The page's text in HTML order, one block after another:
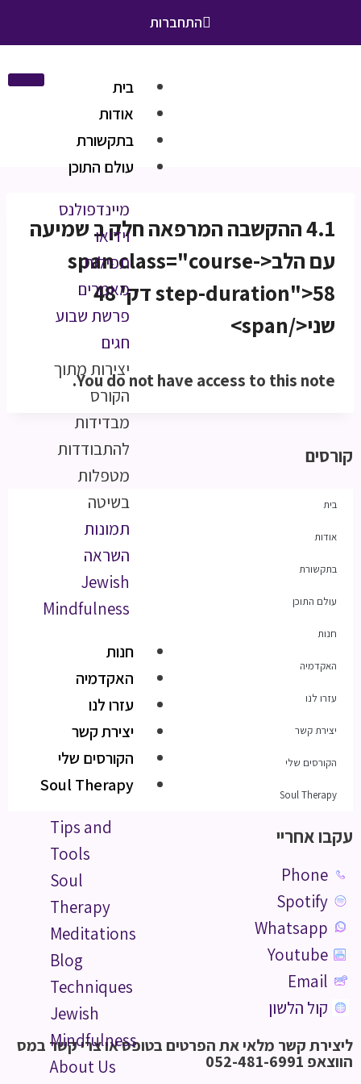
התחברות
בית
אודות
בתקשורת
עולם התוכן
מיינדפולנס
וידיאו
תפילות
מאמרים
פרשת שבוע
חגים
יצירות מתוך
הקורס
מבדידות
להתבודדות
מטפלות
בשיטה
תמונות
השראה
Jewish
Mindfulness
חנות
האקדמיה
עזרו לנו
יצירת קשר
הקורסים שלי
Soul Therapy
Tips and
Tools
Soul
Therapy
Meditations
Blog
Techniques
Jewish
Mindfulness
About Us
4.1 ההקשבה המרפאה חלק ב שמיעה
עם הלב<span class="course-
step-duration">58 דק' 48
שני</span>
You do not have access to this note.
קורסים
בית
אודות
בתקשורת
עולם התוכן
חנות
האקדמיה
עזרו לנו
יצירת קשר
הקורסים שלי
Soul Therapy
עקבו אחריי
Phone
Spotify
Whatsapp
Youtube
Email
קול הלשון
ליצירת קשר מלאי את הפרטים בטופס או צרי קשר במס
הווצאפ 052-481-6991